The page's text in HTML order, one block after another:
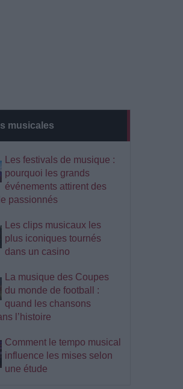
musicales
Les festivals de musique :
pourquoi les grands
événements attirent des
passionnés
Les clips musicaux les
plus iconiques tournés
dans un casino
La musique des Coupes
du monde de football :
quand les chansons
l’histoire
Comment le tempo musical
influence les mises selon
une étude